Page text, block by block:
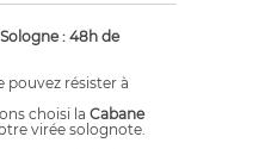
: 48h de
pouvez résister à
choisi la Cabane
virée solognote.